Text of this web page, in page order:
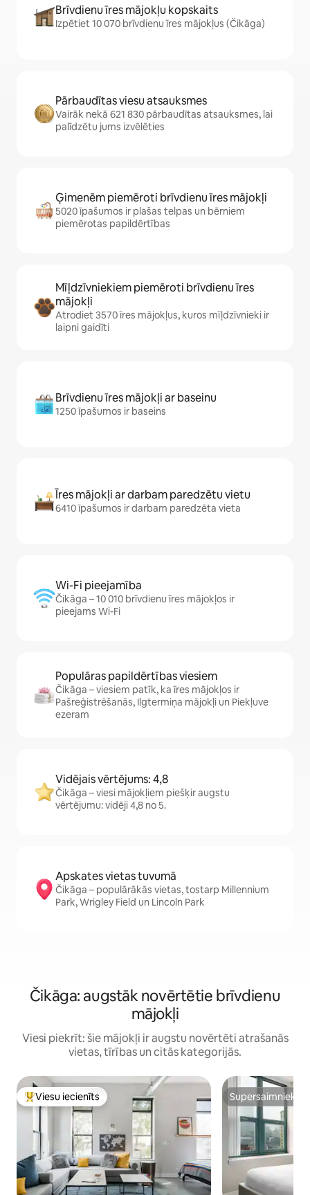
Brīvdienu īres mājokļu kopskaits
Izpētiet 10 070 brīvdienu īres mājokļus (Čikāga)
Pārbaudītas viesu atsauksmes
Vairāk nekā 621 830 pārbaudītas atsauksmes, lai
palīdzētu jums izvēlēties
Ģimenēm piemēroti brīvdienu īres mājokļi
5020 īpašumos ir plašas telpas un bērniem
piemērotas papildērtības
Mīļdzīvniekiem piemēroti brīvdienu īres
mājokļi
Atrodiet 3570 īres mājokļus, kuros mīļdzīvnieki ir
laipni gaidīti
Brīvdienu īres mājokļi ar baseinu
1250 īpašumos ir baseins
Īres mājokļi ar darbam paredzētu vietu
6410 īpašumos ir darbam paredzēta vieta
Wi-Fi pieejamība
Čikāga – 10 010 brīvdienu īres mājokļos ir
pieejams Wi-Fi
Populāras papildērtības viesiem
Čikāga – viesiem patīk, ka īres mājokļos ir
Pašreģistrēšanās, Ilgtermiņa mājokļi un Piekļuve
ezeram
Vidējais vērtējums: 4,8
Čikāga – viesi mājokļiem piešķir augstu
vērtējumu: vidēji 4,8 no 5.
Apskates vietas tuvumā
Čikāga – populārākās vietas, tostarp Millennium
Park, Wrigley Field un Lincoln Park
Čikāga: augstāk novērtētie brīvdienu
mājokļi
Viesi piekrīt: šie mājokļi ir augstu novērtēti atrašanās
vietas, tīrības un citās kategorijās.
Populārs viesu iecienīts mājoklis
Viesu iecienīts Supersaimnieks
Supersaimnieks